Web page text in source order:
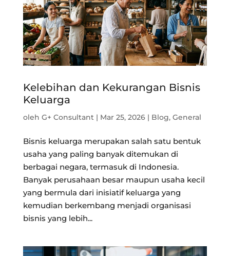
Kelebihan dan Kekurangan Bisnis
Keluarga
oleh G+ Consultant| Mar 25, 2026| Blog, General
Bisnis keluarga merupakan salah satu bentuk
usaha yang paling banyak ditemukan di
berbagai negara, termasuk di Indonesia.
Banyak perusahaan besar maupun usaha kecil
yang bermula dari inisiatif keluarga yang
kemudian berkembang menjadi organisasi
bisnis yang lebih...